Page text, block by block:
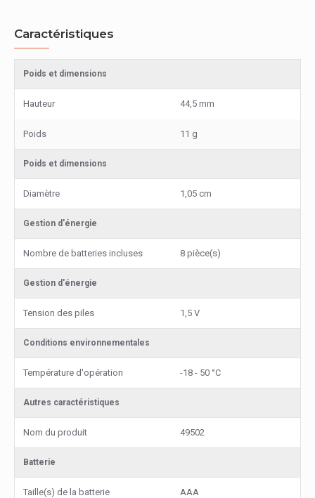
Caractéristiques
Poids et dimensions
Hauteur 44,5 mm
Poids 11 g
Poids et dimensions
Diamètre 1,05 cm
Gestion d'énergie
Nombre de batteries incluses 8 pièce(s)
Gestion d'énergie
Tension des piles 1,5 V
Conditions environnementales
Température d'opération -18 - 50 °C
Autres caractéristiques
Nom du produit 49502
Batterie
Taille(s) de la batterie AAA